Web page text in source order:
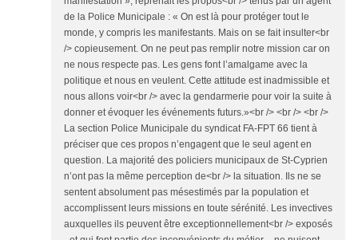
de la Police Municipale : « On est là pour protéger tout le
monde, y compris les manifestants. Mais on se fait insulter<br
/> copieusement. On ne peut pas remplir notre mission car on
ne nous respecte pas. Les gens font l’amalgame avec la
politique et nous en veulent. Cette attitude est inadmissible et
nous allons voir<br /> avec la gendarmerie pour voir la suite à
donner et évoquer les événements futurs.»<br /> <br /> <br />
La section Police Municipale du syndicat FA-FPT 66 tient à
préciser que ces propos n’engagent que le seul agent en
question. La majorité des policiers municipaux de St-Cyprien
n’ont pas la même perception de<br /> la situation. Ils ne se
sentent absolument pas mésestimés par la population et
accomplissent leurs missions en toute sérénité. Les invectives
auxquelles ils peuvent être exceptionnellement<br /> exposés